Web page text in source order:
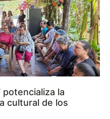
potencializa la
cultural de los